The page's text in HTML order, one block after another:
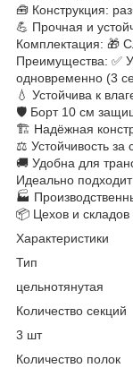
🧰 Конструкция:
💪 Прочная и
Комплектация: 🎁
Преимущества: ✅
одновременно (3
💧 Устойчива к
🛡 Борт 10 см
🏗 Надёжная
⚖️ Устойчивость за
🚚 Удобна для
Идеально
🏭
📦 Цехов и складов
Характеристики
Тип
цельнотянутая
Количество секций
3 шт
Количество полок